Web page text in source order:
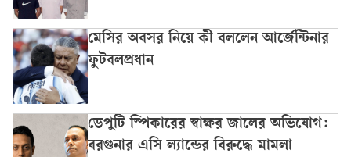
মেসির অবসর নিয়ে কী বললেন আর্জেন্টিনার
ফুটবলপ্রধান
ডেপুটি স্পিকারের স্বাক্ষর জালের অভিযোগ:
বরগুনার এসি ল্যান্ডের বিরুদ্ধে মামলা